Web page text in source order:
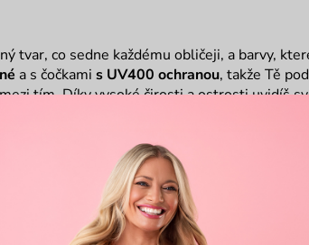
tvar, co sedne každému obličeji, a barvy,
a s čočkami s UV400 ochranou, takže Tě
tím. Díky vysoké čirosti a ostrosti uvidíš
Styl, co Tě nebrzdí. Funkce, co Tě